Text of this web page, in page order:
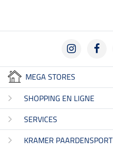
MEGA STORES
SHOPPING EN LIGNE
SERVICES
KRAMER PAARDENSPORT